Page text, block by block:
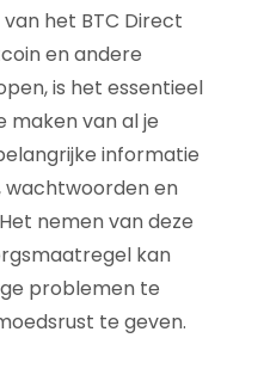
het BTC Direct
en andere
is het essentieel
maken van al je
informatie
wachtwoorden en
nemen van deze
kan
problemen te
te geven.